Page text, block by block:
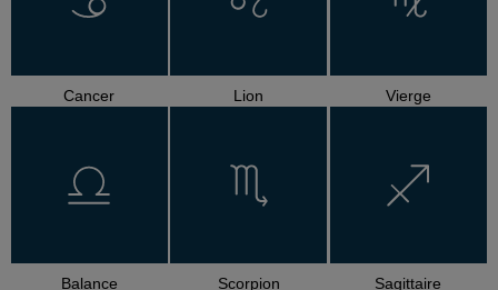
Cancer Lion Vierge
Balance Scorpion Sagittaire